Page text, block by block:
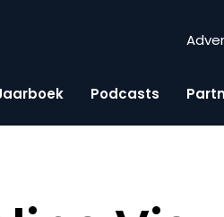
Podcasts